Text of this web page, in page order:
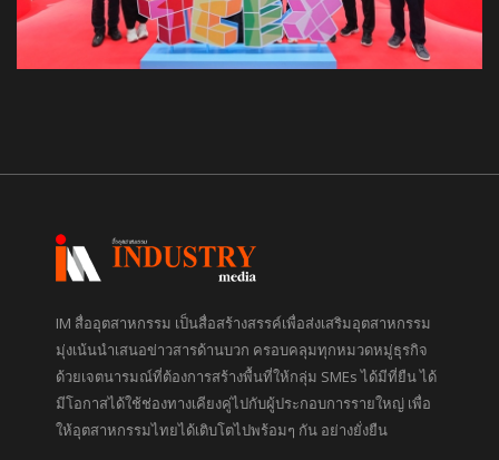
IM สื่ออุตสาหกรรม เป็นสื่อสร้างสรรค์เพื่อส่งเสริมอุตสาหกรรม
มุ่งเน้นนำเสนอข่าวสารด้านบวก ครอบคลุมทุกหมวดหมู่ธุรกิจ
ด้วยเจตนารมณ์ที่ต้องการสร้างพื้นที่ให้กลุ่ม SMEs ได้มีที่ยืน ได้
มีโอกาสได้ใช้ช่องทางเคียงคู่ไปกับผู้ประกอบการรายใหญ่ เพื่อ
ให้อุตสาหกรรมไทยได้เติบโตไปพร้อมๆ กัน อย่างยั่งยืน